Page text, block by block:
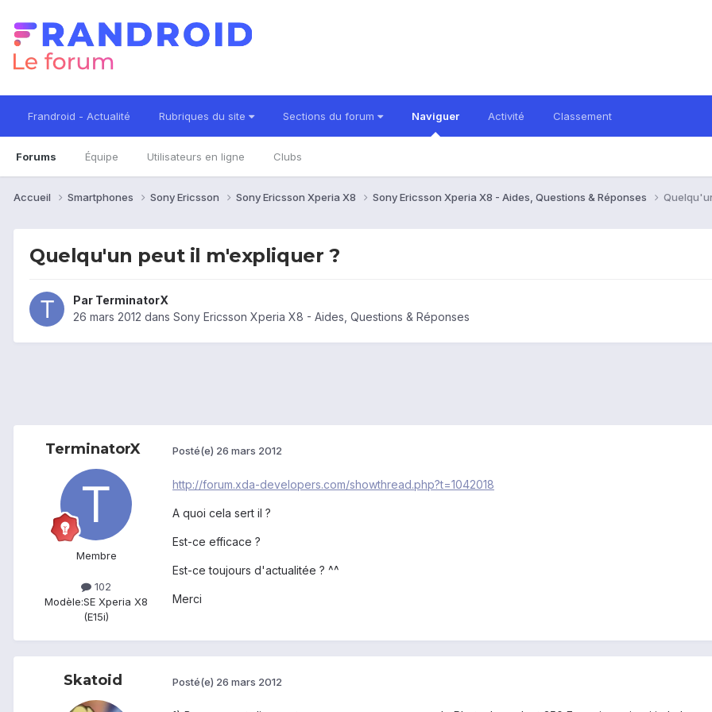
Frandroid - Actualité Rubriques du site Sections du forum Naviguer
Forums Équipe Utilisateurs en ligne Clubs
Activité Classement
Accueil Smartphones Sony Ericsson Sony Ericsson Xperia X8 Sony Ericsson Xperia X8 - Aides, Questions & Réponses
Quelqu'un peut il m'expliquer ?
Par TerminatorX
26 mars 2012 dans Sony Ericsson Xperia X8 - Aides, Questions & Réponses
TerminatorX
Membre
102
Modèle:SE Xperia X8
(E15i)
Posté(e) 26 mars 2012
http://forum.xda-developers.com/showthread.php?t=1042018
A quoi cela sert il ?
Est-ce efficace ?
Est-ce toujours d'actualitée ? ^^
Merci
Skatoid Posté(e) 26 mars 2012